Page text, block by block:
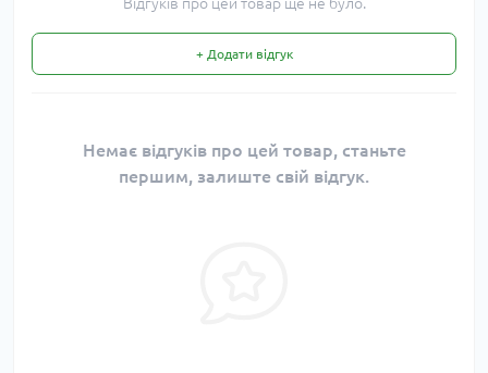
Відгуків про цей товар ще не було.
+ Додати відгук
Немає відгуків про цей товар, станьте
першим, залиште свій відгук.